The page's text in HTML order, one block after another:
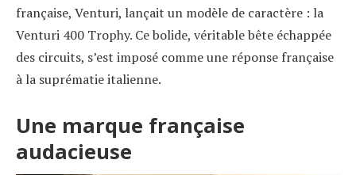
française, Venturi, lançait un modèle de caractère : la
Venturi 400 Trophy. Ce bolide, véritable bête échappée
des circuits, s’est imposé comme une réponse française
à la suprématie italienne.
Une marque française
audacieuse